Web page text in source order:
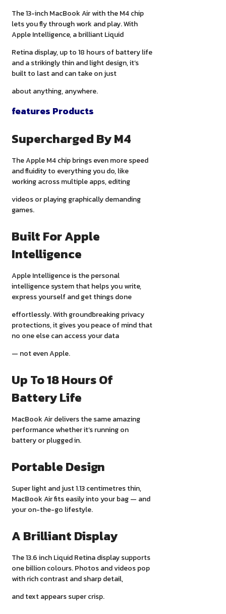
The 13-inch MacBook Air with the M4 chip
lets you fly through work and play. With
Apple Intelligence, a brilliant Liquid
Retina display, up to 18 hours of battery life
and a strikingly thin and light design, it’s
built to last and can take on just
about anything, anywhere.
features Products
Supercharged By M4
The Apple M4 chip brings even more speed
and fluidity to everything you do, like
working across multiple apps, editing
videos or playing graphically demanding
games.
Built For Apple
Intelligence
Apple Intelligence is the personal
intelligence system that helps you write,
express yourself and get things done
effortlessly. With groundbreaking privacy
protections, it gives you peace of mind that
no one else can access your data
— not even Apple.
Up To 18 Hours Of
Battery Life
MacBook Air delivers the same amazing
performance whether it’s running on
battery or plugged in.
Portable Design
Super light and just 1.13 centimetres thin,
MacBook Air fits easily into your bag — and
your on-the-go lifestyle.
A Brilliant Display
The 13.6 inch Liquid Retina display supports
one billion colours. Photos and videos pop
with rich contrast and sharp detail,
and text appears super crisp.